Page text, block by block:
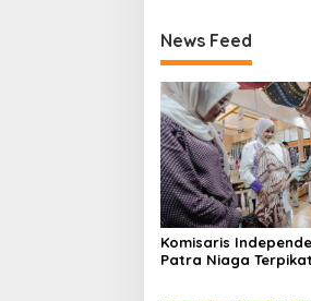
News Feed
Komisaris
Patra Niaga